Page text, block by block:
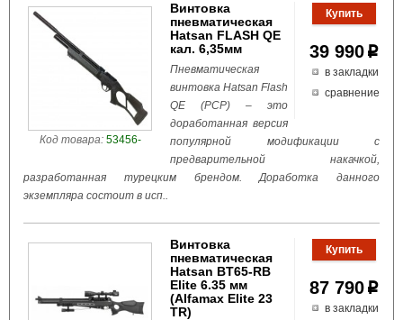
39 990 p
в закладки
сравнение
Код товара:53456-
Винтовка
пневматическая
Hatsan FLASH QE
кал. 6,35мм
Пневматическая
винтовка Hatsan Flash
QE (PCP) – это
доработанная версия
популярной модификации с
предварительной накачкой,
разработанная турецким брендом. Доработка данного
экземпляра состоит в исп..
87 790 p
в закладки
Винтовка
пневматическая
Hatsan BT65-RB
Elite 6.35 мм
(Alfamax Elite 23
TR)